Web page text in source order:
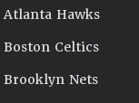
Atlanta Hawks
Boston Celtics
Brooklyn Nets